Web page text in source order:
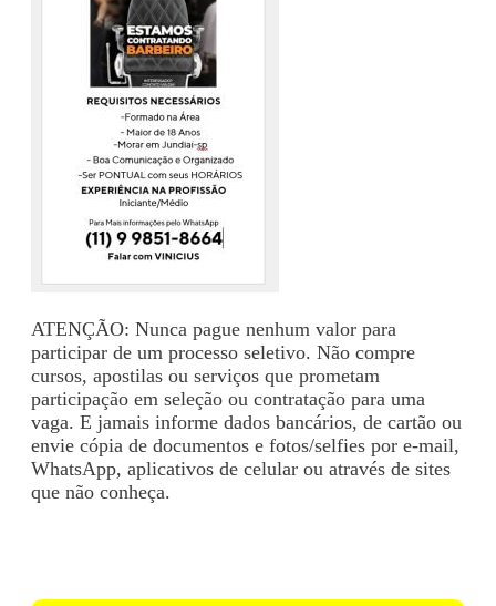
ATENÇÃO: Nunca pague nenhum valor para
participar de um processo seletivo. Não compre
cursos, apostilas ou serviços que prometam
participação em seleção ou contratação para uma
vaga. E jamais informe dados bancários, de cartão ou
envie cópia de documentos e fotos/selfies por e-mail,
WhatsApp, aplicativos de celular ou através de sites
que não conheça.